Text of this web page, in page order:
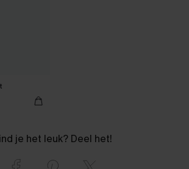
je het leuk? Deel het!